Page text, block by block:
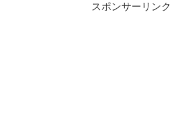
スポンサーリンク